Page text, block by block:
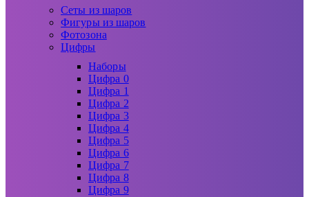
Сеты из шаров
Фигуры из шаров
Фотозона
Цифры
Наборы
Цифра 0
Цифра 1
Цифра 2
Цифра 3
Цифра 4
Цифра 5
Цифра 6
Цифра 7
Цифра 8
Цифра 9